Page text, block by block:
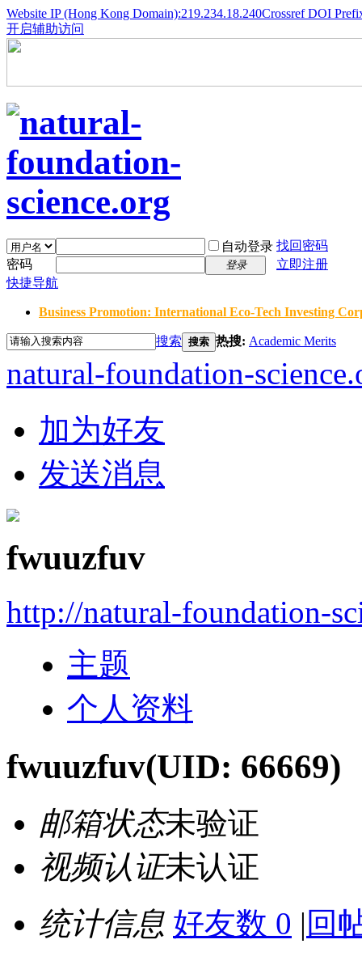
Website IP (Hong Kong Domain):219.234.18.240Crossref DOI
开启辅助访问
自动登录 找回密码
密码
登录
立即注册
快捷导航
Business Promotion: International Eco-Tech Investing
搜索 搜索 热搜: Academic Merits
natural-foundation-
加为好友
发送消息
fwuuzfuv
http://natural-foundation-
主题
个人资料
fwuuzfuv(UID: 66669)
邮箱状态未验证
视频认证未认证
统计信息 好友数 0 | 回